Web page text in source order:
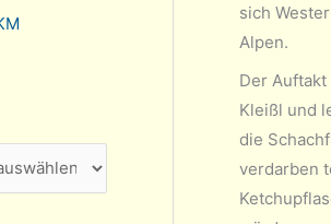
sich
Alpen.
Der
Kleißl und
die
verdarben